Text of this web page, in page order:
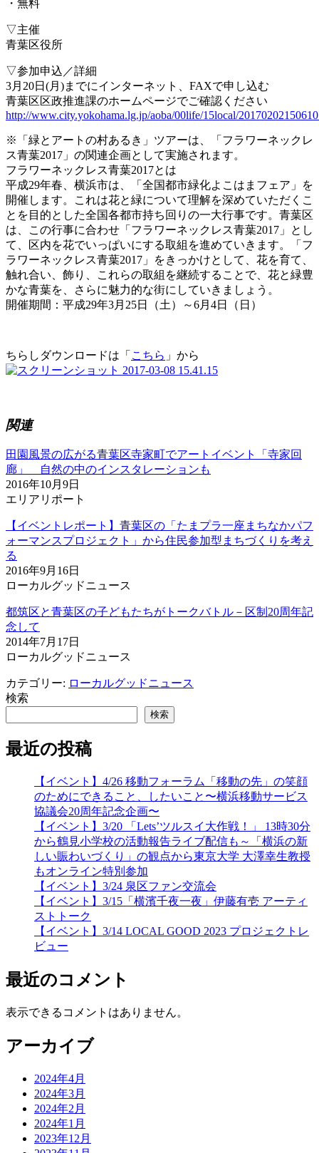
・無料
▽主催
青葉区役所
▽参加申込／詳細
3月20日(月)までにインターネット、FAXで申し込む
青葉区区政推進課のホームページでご確認ください
http://www.city.yokohama.lg.jp/aoba/00life/15local/
※「緑とアートの村あるき」ツアーは、「フラワーネックレ
ス青葉2017」の関連企画として実施されます。
フラワーネックレス青葉2017とは
平成29年春、横浜市は、「全国都市緑化よこはまフェア」を
開催します。これは花と緑について理解を深めていただくこ
とを目的とした全国各都市持ち回りの一大行事です。青葉区
は、この行事に合わせ「フラワーネックレス青葉2017」とし
て、区内を花でいっぱいにする取組を進めていきます。「フ
ラワーネックレス青葉2017」をきっかけとして、花を育て、
触れ合い、飾り、これらの取組を継続することで、花と緑豊
かな青葉を、さらに魅力的な街にしていきましょう。
開催期間：平成29年3月25日（土）～6月4日（日）
ちらしダウンロードは「 こちら 」から
関連
田園風景の広がる青葉区寺家町でアートイベント「寺家回
廊」 自然の中のインスタレーションも
2016年10月9日
エリアリポート
【イベントレポート】青葉区の「たまプラ一座まちなかパフ
ォーマンスプロジェクト」から住民参加型まちづくりを考え
る
2016年9月16日
ローカルグッドニュース
都筑区と青葉区の子どもたちがトークバトル－区制20周年記
念して
2014年7月17日
ローカルグッドニュース
カテゴリー: ローカルグッドニュース
検索
検索
最近の投稿
【イベント】4/26 移動フォーラム「移動の先」の笑顔
のためにできること、したいこと〜横浜移動サービス
協議会20周年記念企画〜
【イベント】3/20 「Lets’ツルスイ大作戦！」 13時30分
から鶴見小学校の活動報告ライブ配信も～「横浜の新
しい賑わいづくり」の観点から東京大学 大澤幸生教授
もオンライン特別参加
【イベント】3/24 泉区ファン交流会
【イベント】3/15「横濱千夜一夜」伊藤有壱 アーティ
ストトーク
【イベント】3/14 LOCAL GOOD 2023 プロジェクトレ
ビュー
最近のコメント
表示できるコメントはありません。
アーカイブ
2024年4月
2024年3月
2024年2月
2024年1月
2023年12月